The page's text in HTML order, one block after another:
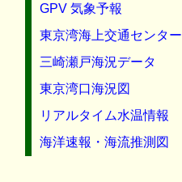
GPV 気象予報
東京湾海上交通センター
三崎瀬戸海況データ
東京湾口海況図
リアルタイム水温情報
海洋速報・海流推測図